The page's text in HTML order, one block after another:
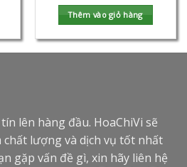
Thêm vào giỏ hàng
lên hàng đầu. HoaChiVi sẽ
chất lượng và dịch vụ tốt nhất
gặp vấn đề gì, xin hãy liên hệ